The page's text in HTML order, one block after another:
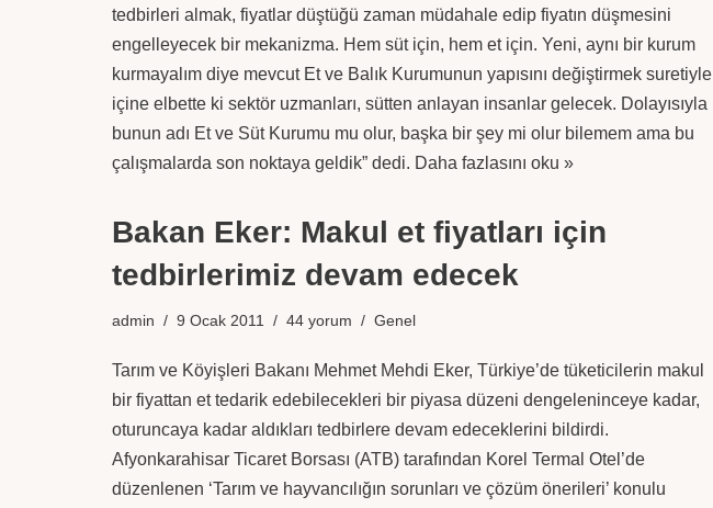
tedbirleri almak, fiyatlar düştüğü zaman müdahale edip fiyatın düşmesini
engelleyecek bir mekanizma. Hem süt için, hem et için. Yeni, aynı bir kurum
kurmayalım diye mevcut Et ve Balık Kurumunun yapısını değiştirmek suretiyle
içine elbette ki sektör uzmanları, sütten anlayan insanlar gelecek. Dolayısıyla
bunun adı Et ve Süt Kurumu mu olur, başka bir şey mi olur bilemem ama bu
çalışmalarda son noktaya geldik” dedi. Daha fazlasını oku »
Bakan Eker: Makul et fiyatları için
tedbirlerimiz devam edecek
admin 9 Ocak 2011 44 yorum Genel
Tarım ve Köyişleri Bakanı Mehmet Mehdi Eker, Türkiye’de tüketicilerin makul
bir fiyattan et tedarik edebilecekleri bir piyasa düzeni dengeleninceye kadar,
oturuncaya kadar aldıkları tedbirlere devam edeceklerini bildirdi.
Afyonkarahisar Ticaret Borsası (ATB) tarafından Korel Termal Otel’de
düzenlenen ‘Tarım ve hayvancılığın sorunları ve çözüm önerileri’ konulu